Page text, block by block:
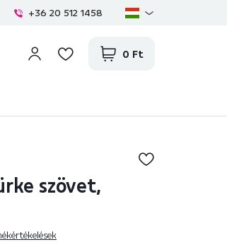
+36 20 512 1458
0 Ft
szövet,